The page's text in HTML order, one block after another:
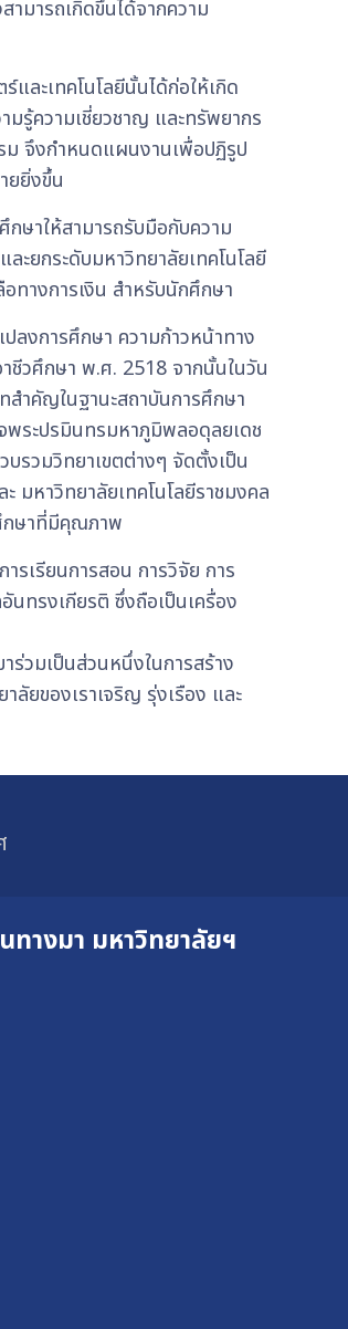
ามารถเกิดขึ้นได้จากความ
ละเทคโนโลยีนั้นได้ก่อให้เกิด
มรู้ความเชี่ยวชาญ และทรัพยากร
ม จึงกำหนดแผนงานเพื่อปฏิรูป
ยยิ่งขึ้น
ษาให้สามารถรับมือกับความ
ะยกระดับมหาวิทยาลัยเทคโนโลยี
ทางการเงิน สำหรับนักศึกษา
ลงการศึกษา ความก้าวหน้าทาง
ชีวศึกษา พ.ศ. 2518 จากนั้นในวัน
สำคัญในฐานะสถาบันการศึกษา
พระปรมินทรมหาภูมิพลอดุลยเดช
รวมวิทยาเขตต่างๆ จัดตั้งเป็น
มหาวิทยาลัยเทคโนโลยีราชมงคล
กษาที่มีคุณภาพ
รเรียนการสอน การวิจัย การ
นทรงเกียรติ ซึ่งถือเป็นเครื่อง
วมเป็นส่วนหนึ่งในการสร้าง
ยของเราเจริญ รุ่งเรือง และ
ทางมา มหาวิทยาลัยฯ